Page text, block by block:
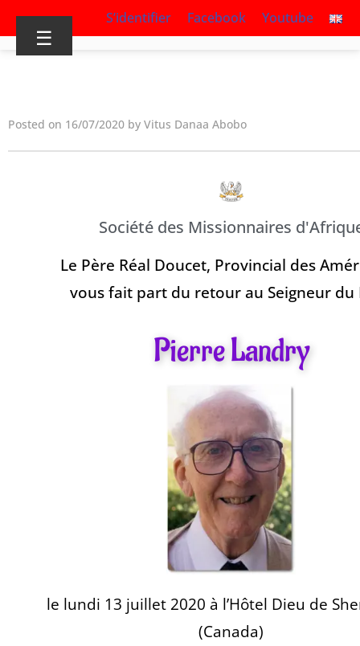
S’identifier Facebook Youtube
☰
Posted on 16/07/2020 by Vitus Danaa Abobo
Société des Missionnaires
Le Père Réal Doucet, Provincial des
vous fait part du retour au Seigneur du
Pierre Landry
le lundi 13 juillet 2020 à l’Hôtel Dieu de
(Canada)